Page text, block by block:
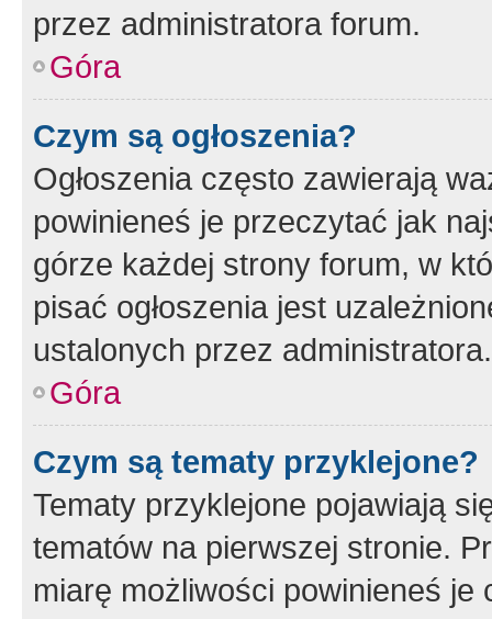
przez administratora forum.
Góra
Czym są ogłoszenia?
Ogłoszenia często zawierają
powinieneś je przeczytać jak
górze każdej strony forum, w
pisać ogłoszenia jest
ustalonych przez administratora.
Góra
Czym są tematy przyklejone?
Tematy przyklejone pojawiają
tematów na pierwszej stronie.
miarę możliwości powinieneś je